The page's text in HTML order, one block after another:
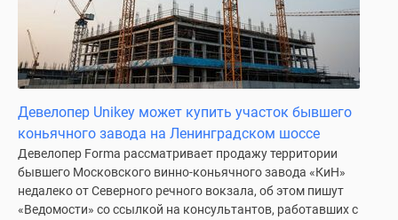
Девелопер Unikey может купить участок бывшего
коньячного завода на Ленинградском шоссе
Девелопер Forma рассматривает продажу территории
бывшего Московского винно-коньячного завода «КиН»
недалеко от Северного речного вокзала, об этом пишут
«Ведомости» со ссылкой на консультантов, работавших с